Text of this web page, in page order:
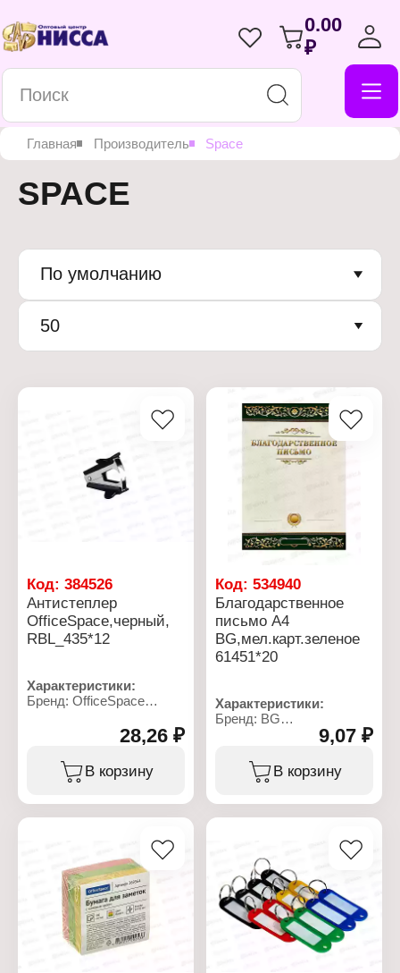
0.00
₽
Главная Производитель Space
SPACE
По умолчанию
50
Код: 384526
Антистеплер
OfficeSpace,черный,
RBL_435*12
Характеристики:
Бренд: OfficeSpace
Тип товара: Антистеплер
Назначение: для
удаления скоб
Цвет: черный
металл
28,26 ₽
В корзину
Код:534940
Благодарственное
письмо A4
BG,мел.карт.зеленое
61451*20
Характеристики:
Бренд: BG
Тип товара: Наградной
бланк
Вид: Благодарственное
Плотность бумаги: 190 г/
Материал: мелованный
картон
9,07 ₽
В корзину